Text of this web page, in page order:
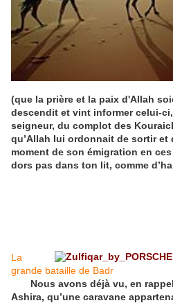
(que la prière et la paix d'Allah
descendit et vint informer celui-
seigneur, du complot des
qu’Allah lui ordonnait de sortir et
moment de son émigration en
dors pas dans ton lit, comme
La
grande bataille de Badr
Nous avons déjà vu, en
Ashira, qu’une caravane